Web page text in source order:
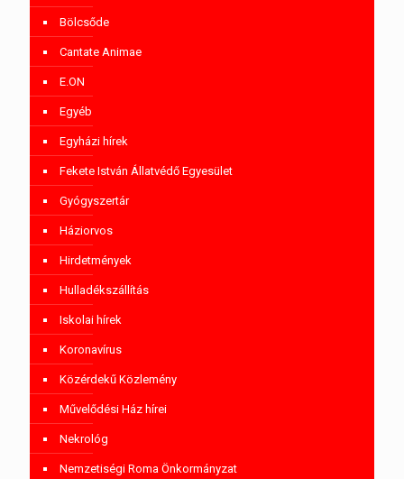
Bölcsőde
Cantate Animae
E.ON
Egyéb
Egyházi hírek
Fekete István Állatvédő Egyesület
Gyógyszertár
Háziorvos
Hirdetmények
Hulladékszállítás
Iskolai hírek
Koronavírus
Közérdekű Közlemény
Művelődési Ház hírei
Nekrológ
Nemzetiségi Roma Önkormányzat